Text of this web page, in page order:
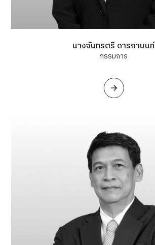
นางจันทรตรี ดารกานนท์
กรรมการ